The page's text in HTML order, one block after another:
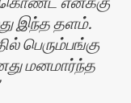
இந்த தளம்.
பெரும்பங்கு
மனமார்ந்த